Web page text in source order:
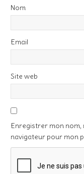
Nom
Email
Site web
Enregistrer mon nom,
navigateur pour mon